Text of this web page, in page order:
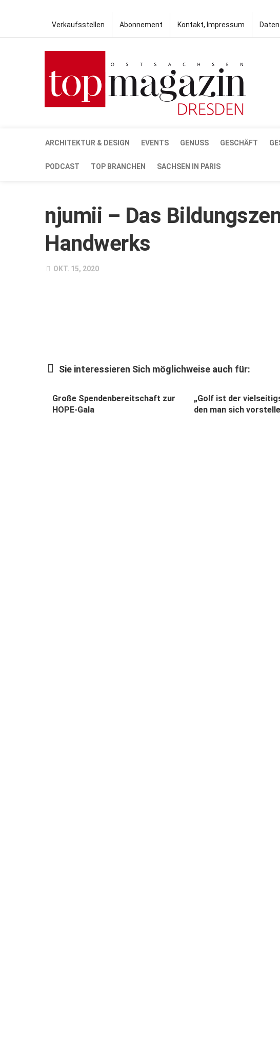
Verkaufsstellen Abonnement Kontakt, Impressum
ARCHITEKTUR & DESIGN EVENTS GENUSS GESCHÄFT
PODCAST TOP BRANCHEN SACHSEN IN PARIS
njumii – Das
Handwerks
OKT. 15, 2020
Sie interessieren Sich möglichweise auch für:
Große Spendenbereitschaft zur
HOPE-Gala
„Golf ist der
den man sich